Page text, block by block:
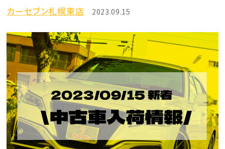
カーセブン札幌東店 2023.09.15